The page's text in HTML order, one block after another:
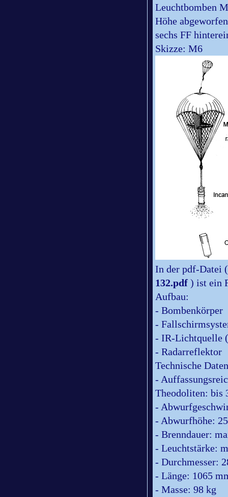
Leuchtbomben
Höhe
sechs FF
Skizze: M6
In der pdf-Datei
132.pdf ) ist ein
Aufbau:
- Bombenkörper
-
- IR-Lichtquelle
- Radarreflektor
Technische
-
Theodoliten: bis
-
- Abwurfhöhe:
- Brenndauer:
- Leuchtstärke:
- Durchmesser:
- Länge: 1065
- Masse: 98 kg